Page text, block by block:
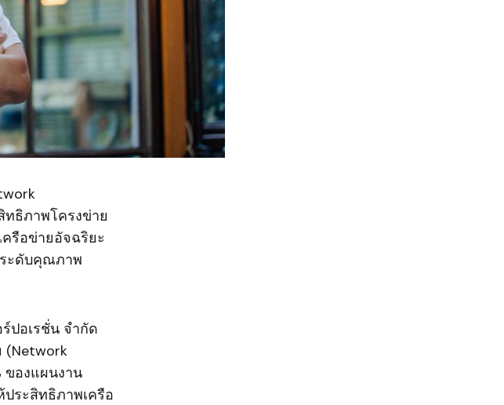
ทธิภาพโครงข่าย
รือข่ายอัจฉริยะ
ระดับคุณภาพ
ปอเรชั่น จำกัด
(Network
ของแผนงาน
ระสิทธิภาพเครือ